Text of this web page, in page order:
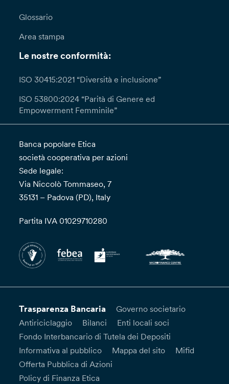
Glossario
Area stampa
Le nostre conformità:
ISO 30415:2021 “Diversità e inclusione”
ISO 53800:2024 “Parità di Genere ed
Empowerment Femminile”
Banca popolare Etica
società cooperativa per azioni
Sede legale:
Via Niccolò Tommaseo, 7
35131 – Padova (PD), Italy
Partita IVA 01029710280
Trasparenza Bancaria
Governo societario
Antiriciclaggio
Bilanci
Enti locali soci
Fondo Interbancario di Tutela dei Depositi
Informativa al pubblico
Mappa del sito
Mifid
Offerta Pubblica di Azioni
Policy di Finanza Etica